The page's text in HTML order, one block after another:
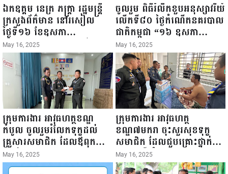
ឯកឧត្តម នេត្រ ភក្ត្រា រដ្ឋមន្ត្រី
ក្រសួងព័ត៌មាន នៅរសៀល
ថ្ងៃទី១៦ ខែឧសភា
ឆ្នាំ២០២៥នេះ បានអញ្ជើញចុះ
ធ្វើជំរឿនថ្នាក់ដឹកនាំមន្ត្រីរាជ
ការស៉ីវិល នៃក្រសួងព័ត៌មាន...
May 16, 2025
ចូលរួម ពិធីរំលឹកខួបអនុស្សាវរីយ៍
លើកទី៨០ ថ្ងៃកំណើតនគរបាល
ជាតិកម្ពុជា “១៦ ឧសភា
១៩៤៥ ~ ១៦ ឧសភា
២០២៥”...
May 16, 2025
ក្រុមការងារ អាវុធហត្ថខណ្ឌ
កំបូល ចូលរួមរំលែកទុក្ខដល់
គ្រួសារសមាជិក ដែលឪពុកក្មេក
របស់លោកទទួលមរណៈភាព!
May 16, 2025
ក្រុមការងារ អាវុធហត្ថ
ខណ្ឌ៧មករា ចុះសួរសុខទុក្ខ
សមាជិក ដែលជួបគ្រោះថ្នាក់
ចរាចរណ៍ កំពុងសម្រាកព្យាបាល
នៅមន្ទីរពេទ្យ!
May 16, 2025